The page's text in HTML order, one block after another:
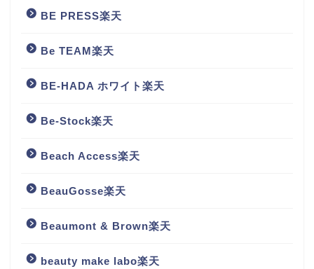
BE PRESS楽天
Be TEAM楽天
BE-HADA ホワイト楽天
Be-Stock楽天
Beach Access楽天
BeauGosse楽天
Beaumont & Brown楽天
beauty make labo楽天